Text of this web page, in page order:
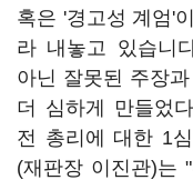
혹은 '경고성 계엄'
라 내놓고 있습니
아닌 잘못된 주장
더 심하게 만들었
전 총리에 대한 1
(재판장 이진관)는